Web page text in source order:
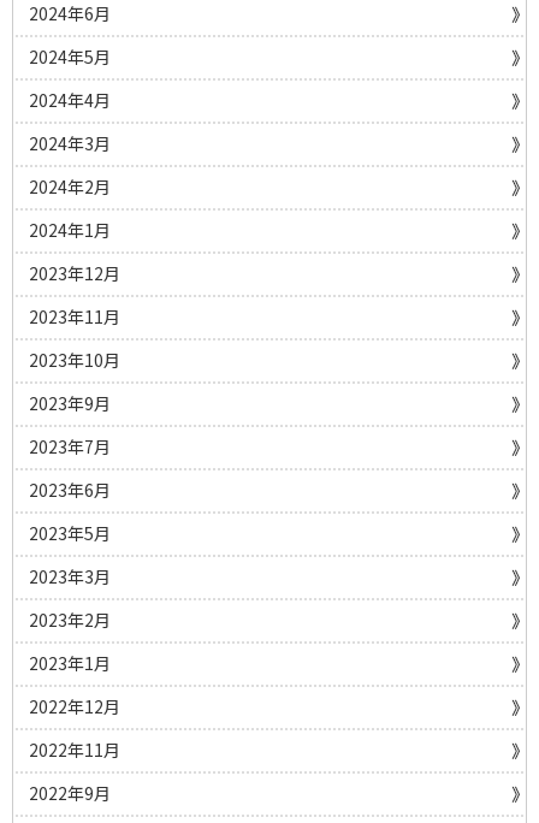
2024年6月
2024年5月
2024年4月
2024年3月
2024年2月
2024年1月
2023年12月
2023年11月
2023年10月
2023年9月
2023年7月
2023年6月
2023年5月
2023年3月
2023年2月
2023年1月
2022年12月
2022年11月
2022年9月